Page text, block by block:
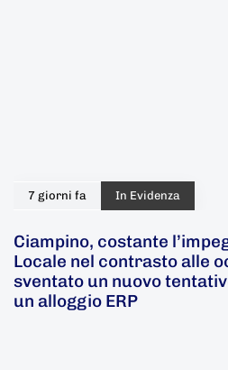
7 giorni fa In Evidenza
Ciampino, costante
Locale nel contrasto alle
sventato un nuovo
un alloggio ERP